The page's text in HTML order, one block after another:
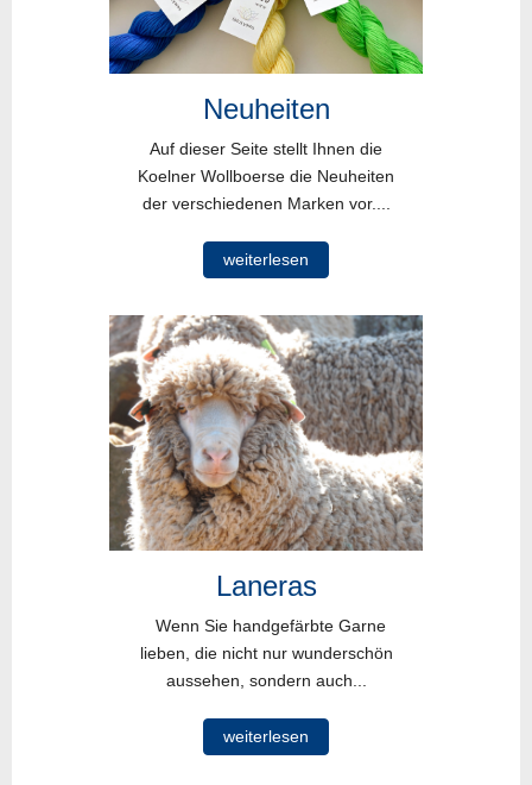
Neuheiten
Auf dieser Seite stellt Ihnen die
Koelner Wollboerse die Neuheiten
der verschiedenen Marken vor....
weiterlesen
Laneras
Wenn Sie handgefärbte Garne
lieben, die nicht nur wunderschön
aussehen, sondern auch...
weiterlesen